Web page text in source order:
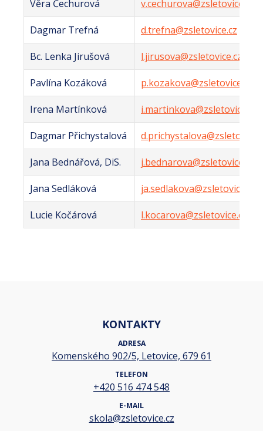
Věra Čechurová v.cechurova@zsletovice.cz
Dagmar Trefná d.trefna@zsletovice.cz
Bc. Lenka Jirušová l.jirusova@zsletovice.cz
Pavlína Kozáková p.kozakova@zsletovice.cz
Irena Martínková i.martinkova@zsletovice.cz
Dagmar Přichystalová
Jana Bednářová, DiS. j.bednarova@zsletovice.cz
Jana Sedláková ja.sedlakova@zsletovice.cz
Lucie Kočárová l.kocarova@zsletovice.cz
KONTAKTY
ADRESA
Komenského 902/5, Letovice, 679 61
TELEFON
+420 516 474 548
E-MAIL
skola@zsletovice.cz